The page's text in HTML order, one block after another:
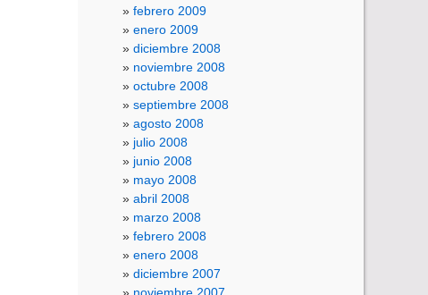
febrero 2009
enero 2009
diciembre 2008
noviembre 2008
octubre 2008
septiembre 2008
agosto 2008
julio 2008
junio 2008
mayo 2008
abril 2008
marzo 2008
febrero 2008
enero 2008
diciembre 2007
noviembre 2007